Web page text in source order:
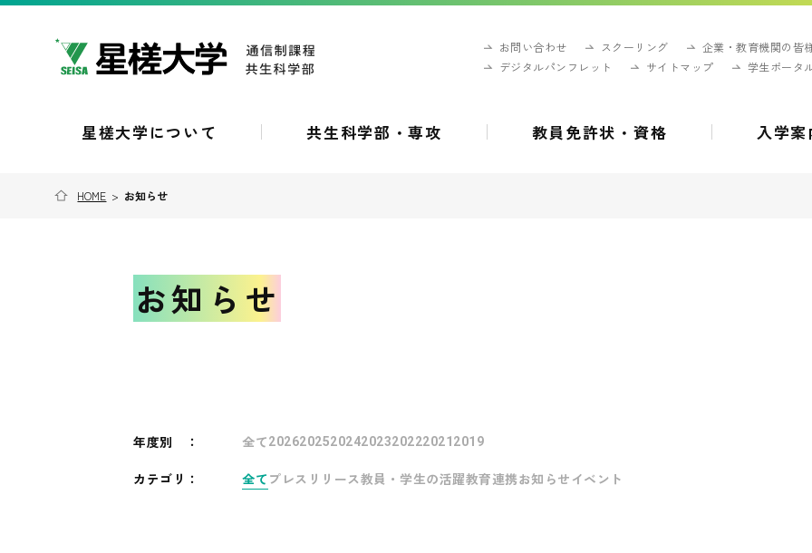
お問い合わせ スクーリング
企業・教育機関の皆
デジタルパンフレット
サイトマップ 学生ポータ
星槎大学について 共生科学部・専攻 教員免許状・資格 入学案
HOME > お知らせ
お知らせ
年度別 ： 全て202620252024202320222021 2019
カテゴリ： 全て プレスリリース教員・学生の活躍教育連携お知らせ イベント